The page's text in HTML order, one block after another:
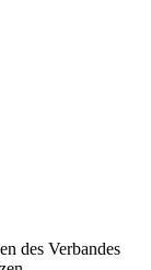
des Ver­ban­des